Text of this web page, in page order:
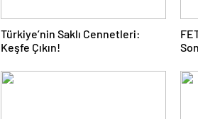
Türkiye’nin Saklı Cennetleri:
Keşfe Çıkın!